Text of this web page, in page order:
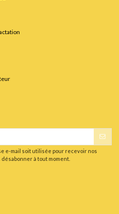
e-mail soit utilisée pour recevoir nos
à tout moment.